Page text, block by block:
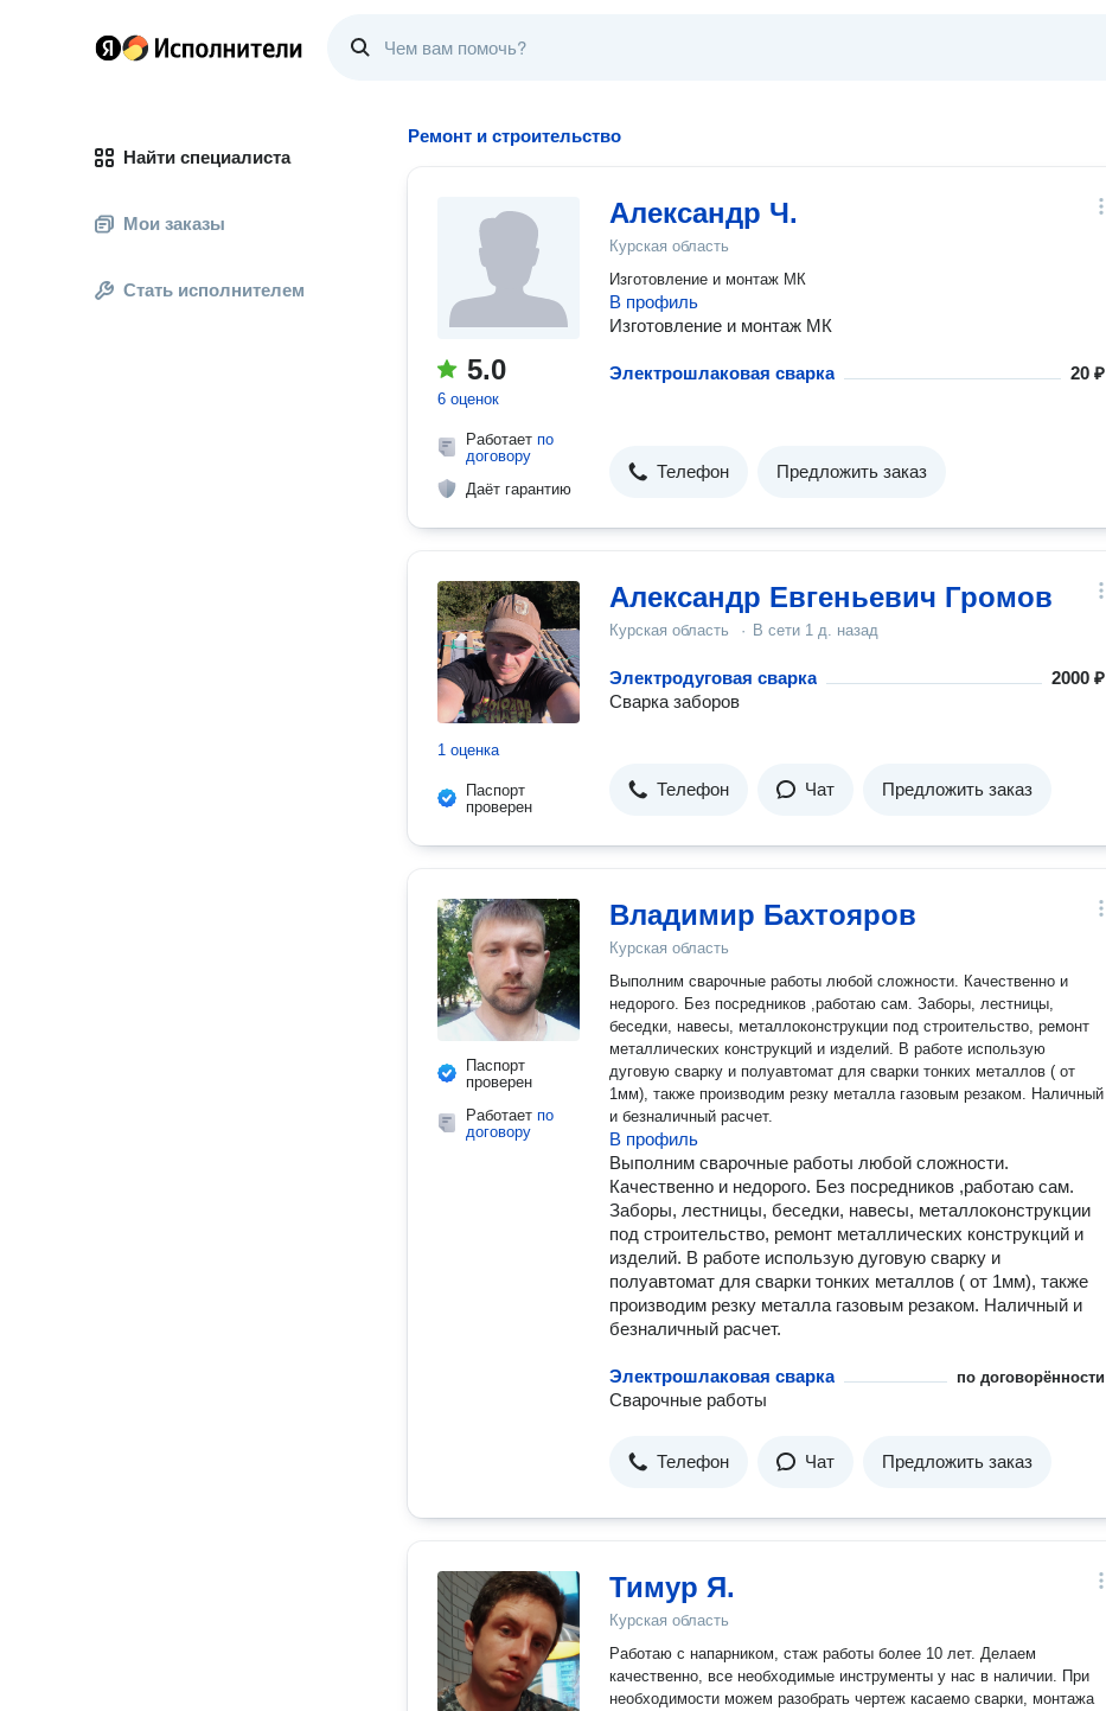
Найти специалиста
Мои заказы
Стать исполнителем
Ремонт и строительство
5.0
6 оценок
Работает по
договору
Даёт гарантию
Александр Ч.
Курская область
Изготовление и монтаж МК
В профиль
Изготовление и монтаж МК
Электрошлаковая сварка 20 ₽
Телефон Предложить заказ
1 оценка
Паспорт
проверен
Александр Евгеньевич Громов
Курская область · В сети 1 д. назад
Электродуговая сварка
2000 ₽
Сварка заборов
Телефон Чат Предложить заказ
Паспорт
проверен
Работает по
договору
Владимир Бахтояров
Курская область
Выполним сварочные работы любой сложности. Качественно и
недорого. Без посредников ,работаю сам. Заборы, лестницы,
беседки, навесы, металлоконструкции под строительство, ремонт
металлических конструкций и изделий. В работе использую
дуговую сварку и полуавтомат для сварки тонких металлов ( от
1мм), также производим резку металла газовым резаком. Наличный
и безналичный расчет.
В профиль
Выполним сварочные работы любой сложности.
Качественно и недорого. Без посредников ,работаю сам.
Заборы, лестницы, беседки, навесы, металлоконструкции
под строительство, ремонт металлических конструкций и
изделий. В работе использую дуговую сварку и
полуавтомат для сварки тонких металлов ( от 1мм), также
производим резку металла газовым резаком. Наличный и
безналичный расчет.
Электрошлаковая сварка по договорённости
Сварочные работы
Телефон Чат Предложить заказ
Тимур Я.
Курская область
Работаю с напарником, стаж работы более 10 лет. Делаем
качественно, все необходимые инструменты у нас в наличии. При
необходимости можем разобрать чертеж касаемо сварки, монтажа